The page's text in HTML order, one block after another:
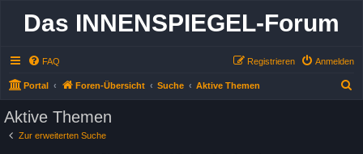
Das INNENSPIEGEL-Forum
FAQ Anmelden
Registrieren
Portal Foren-Übersicht Suche Aktive Themen
Aktive Themen
Zur erweiterten Suche